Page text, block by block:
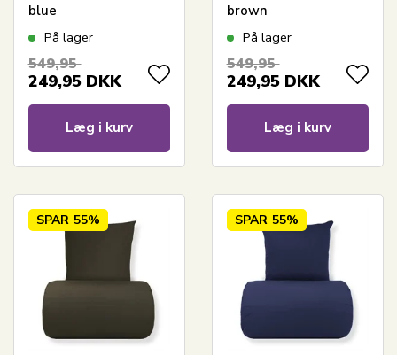
blue
På lager
549,95
249,95 DKK
Læg i kurv
brown
På lager
549,95
249,95 DKK
Læg i kurv
SPAR 55% SPAR 55%